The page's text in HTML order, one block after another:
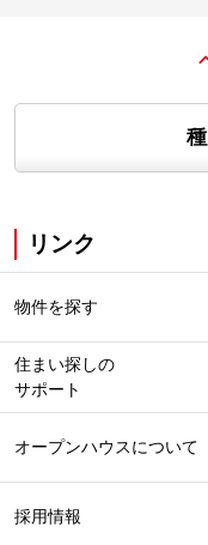
リンク
物件を探す
住まい探しの
サポート
オープンハウスについて
採用情報